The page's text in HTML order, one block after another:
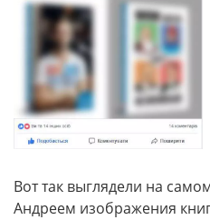
Вот так выглядели на
Андреем изображения